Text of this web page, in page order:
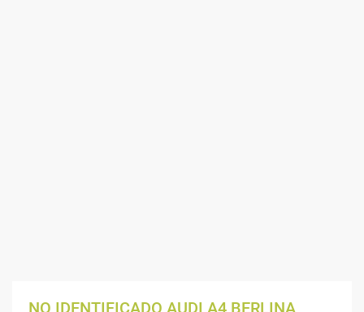
NO IDENTIFICADO AUDI A4 BERLINA